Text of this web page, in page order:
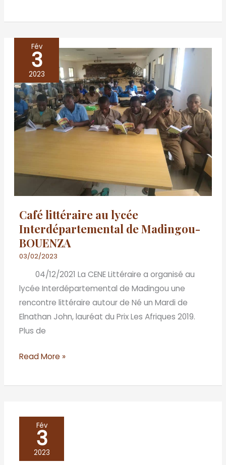
Fév
3
2023
Café littéraire au lycée
Interdépartemental de Madingou-
BOUENZA
03/02/2023
04/12/2021 La CENE Littéraire a organisé au
lycée Interdépartemental de Madingou une
rencontre littéraire autour de Né un Mardi de
Elnathan John, lauréat du Prix Les Afriques 2019.
Plus de
Café
littéraire
au
lycée
Interdépartemental
de
Read More »
Fév
3
2023
Café
littéraire